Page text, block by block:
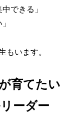
できる」
もいます。
育てたい
ーダー